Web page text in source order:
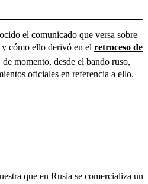
el comunicado que versa sobre
cómo ello derivó en el retroceso de
de momento, desde el bando ruso,
oficiales en referencia a ello.
que en Rusia se comercializa un